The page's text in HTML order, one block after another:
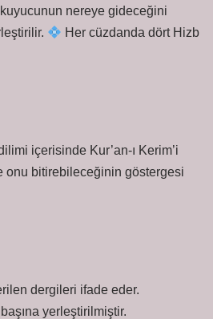
nereye gideceğini
Her cüzdanda dört Hizb
içerisinde Kur’an-ı Kerim’i
onu bitirebileceğinin göstergesi
dergileri ifade eder.
yerleştirilmiştir.